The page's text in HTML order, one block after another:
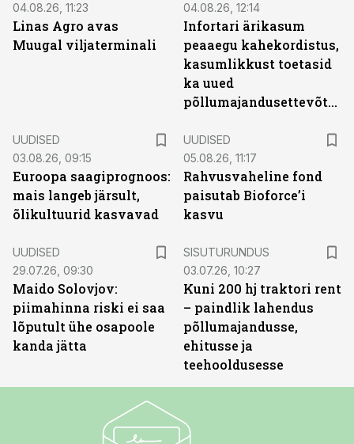
04.08.26, 11:23
Linas Agro avas
Muugal viljaterminali
04.08.26, 12:14
Infortari ärikasum
peaaegu kahekordistus,
kasumlikkust toetasid
ka uued
põllumajandusettevõtted
UUDISED
03.08.26, 09:15
Euroopa saagiprognoos:
mais langeb järsult,
õlikultuurid kasvavad
UUDISED
05.08.26, 11:17
Rahvusvaheline fond
paisutab Bioforce’i
kasvu
UUDISED
29.07.26, 09:30
Maido Solovjov:
piimahinna riski ei saa
lõputult ühe osapoole
kanda jätta
SISUTURUNDUS
03.07.26, 10:27
Kuni 200 hj traktori rent
– paindlik lahendus
põllumajandusse,
ehitusse ja
teehooldusesse